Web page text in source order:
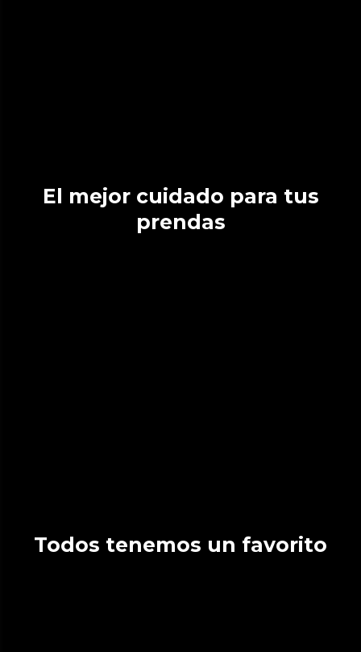
El mejor cuidado para tus
prendas
Todos tenemos un favorito